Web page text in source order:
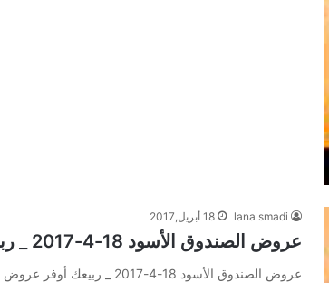
lana smadi 18 أبريل,2017
عروض الصندوق الأسود 18-4-2017 _ ربيعك أوفر